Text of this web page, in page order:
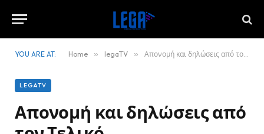
YOU ARE AT: Home » legaTV » Απονομή και δηλώσεις από τον Τελικό
LEGATV
Απονομή και δηλώσεις από